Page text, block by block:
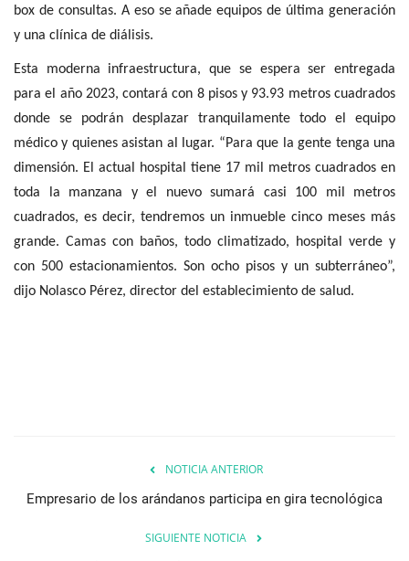
box de consultas. A eso se añade equipos de última generación
y una clínica de diálisis.
Esta moderna infraestructura, que se espera ser entregada
para el año 2023, contará con 8 pisos y 93.93 metros cuadrados
donde se podrán desplazar tranquilamente todo el equipo
médico y quienes asistan al lugar. “Para que la gente tenga una
dimensión. El actual hospital tiene 17 mil metros cuadrados en
toda la manzana y el nuevo sumará casi 100 mil metros
cuadrados, es decir, tendremos un inmueble cinco meses más
grande. Camas con baños, todo climatizado, hospital verde y
con 500 estacionamientos. Son ocho pisos y un subterráneo”,
dijo Nolasco Pérez, director del establecimiento de salud.
NOTICIA ANTERIOR
Empresario de los arándanos participa en gira tecnológica
SIGUIENTE NOTICIA